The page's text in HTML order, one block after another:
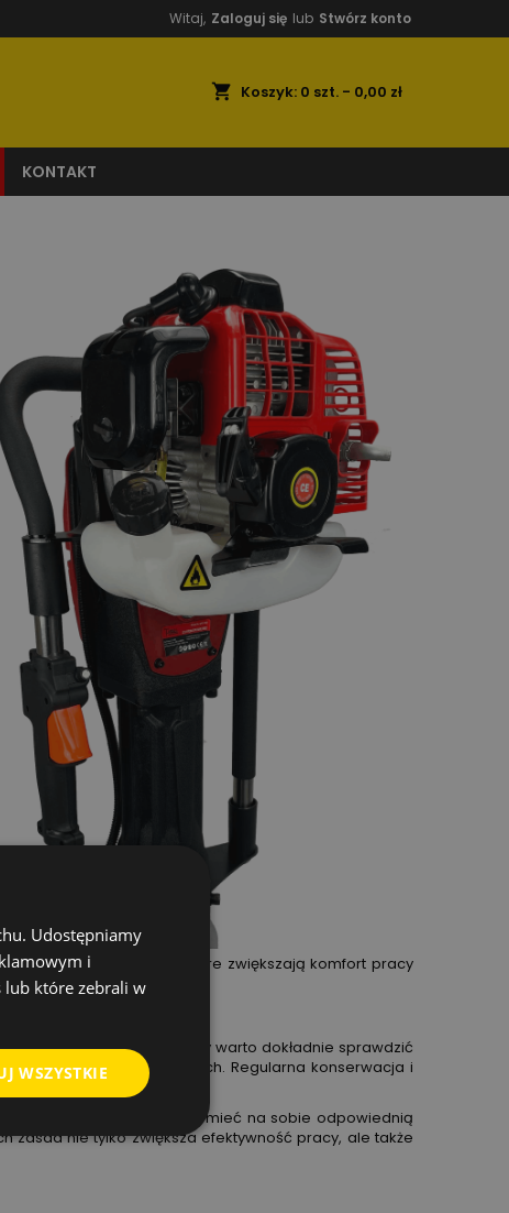
Witaj, Zaloguj się lub Stwórz konto
shopping_cart Koszyk: 0 szt. - 0,00 zł
KONTAKT
tłumienia drgań, które zwiększają komfort pracy
Przed rozpoczęciem pracy warto dokładnie sprawdzić
elementów konstrukcyjnych. Regularna konserwacja i
Operator powinien mieć na sobie odpowiednią
zasad nie tylko zwiększa efektywność pracy, ale także
Udostępniamy
i
lub które zebrali w
WSZYSTKIE